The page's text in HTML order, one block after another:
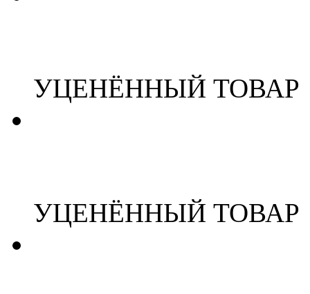
УЦЕНЁННЫЙ ТОВАР
УЦЕНЁННЫЙ ТОВАР